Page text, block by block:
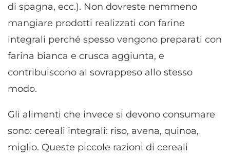
di spagna, ecc.). Non dovreste nemmeno
mangiare prodotti realizzati con farine
integrali perché spesso vengono preparati con
farina bianca e crusca aggiunta, e
contribuiscono al sovrappeso allo stesso
modo.
Gli alimenti che invece si devono consumare
sono: cereali integrali: riso, avena, quinoa,
miglio. Queste piccole razioni di cereali